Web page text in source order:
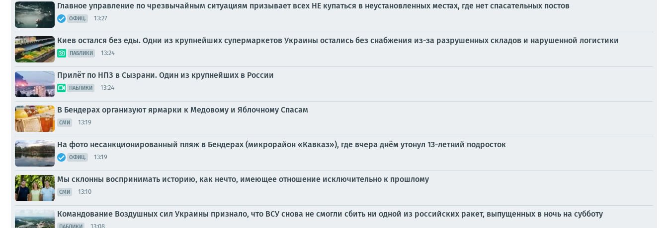
Главное управление по чрезвычайным ситуациям призывает всех НЕ купаться в неустановленных местах, где нет спасательных постов
ОФИЦ. 13:27
Киев остался без еды. Одни из крупнейших супермаркетов Украины остались без снабжения из-за разрушенных складов и нарушенной логистики
ПАБЛИКИ 13:24
Прилёт по НПЗ в Сызрани. Один из крупнейших в России
ПАБЛИКИ 13:24
В Бендерах организуют ярмарки к Медовому и Яблочному Спасам
СМИ 13:19
На фото несанкционированный пляж в Бендерах (микрорайон «Кавказ»), где вчера днём утонул 13-летний подросток
ОФИЦ. 13:19
Мы склонны воспринимать историю, как нечто, имеющее отношение исключительно к прошлому
СМИ 13:10
Командование Воздушных сил Украины признало, что ВСУ снова не смогли сбить ни одной из российских ракет, выпущенных в ночь на субботу
ПАБЛИКИ 13:08